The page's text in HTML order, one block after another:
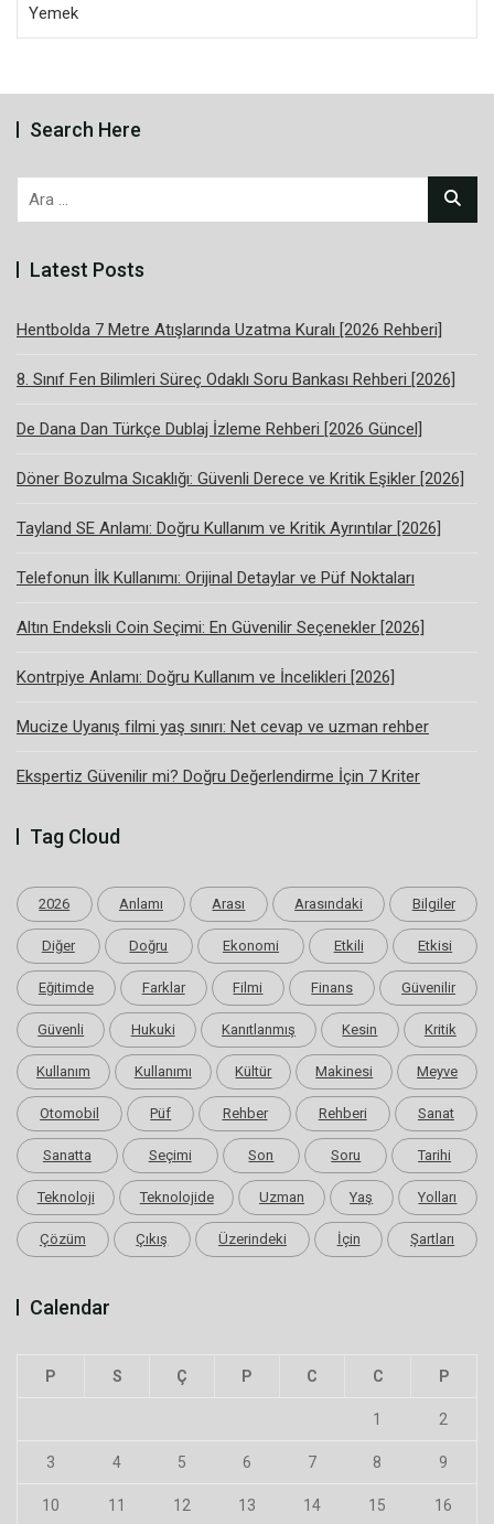
Yemek
Search Here
Arama:
Latest Posts
Hentbolda 7 Metre Atışlarında Uzatma Kuralı [2026 Rehberi]
8. Sınıf Fen Bilimleri Süreç Odaklı Soru Bankası Rehberi [2026]
De Dana Dan Türkçe Dublaj İzleme Rehberi [2026 Güncel]
Döner Bozulma Sıcaklığı: Güvenli Derece ve Kritik Eşikler [2026]
Tayland SE Anlamı: Doğru Kullanım ve Kritik Ayrıntılar [2026]
Telefonun İlk Kullanımı: Orijinal Detaylar ve Püf Noktaları
Altın Endeksli Coin Seçimi: En Güvenilir Seçenekler [2026]
Kontrpiye Anlamı: Doğru Kullanım ve İncelikleri [2026]
Mucize Uyanış filmi yaş sınırı: Net cevap ve uzman rehber
Ekspertiz Güvenilir mi? Doğru Değerlendirme İçin 7 Kriter
Tag Cloud
2026 Anlamı Arası Arasındaki Bilgiler
Diğer Doğru Ekonomi Etkili Etkisi
Eğitimde Farklar Filmi Finans Güvenilir
Güvenli Hukuki Kanıtlanmış Kesin Kritik
Kullanım Kullanımı Kültür Makinesi Meyve
Otomobil Püf Rehber Rehberi Sanat
Sanatta Seçimi Son Soru Tarihi
Teknoloji Teknolojide Uzman Yaş Yolları
Çözüm Çıkış Üzerindeki İçin Şartları
Calendar
P S Ç P C C P
1 2
3 4 5 6 7 8 9
10 11 12 13 14 15 16